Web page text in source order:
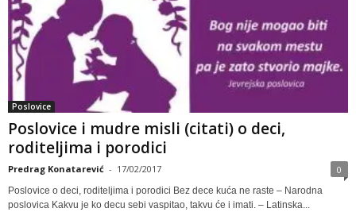
Poslovice
Poslovice i mudre misli (citati) o deci,
roditeljima i porodici
Predrag Konatarević - 17/02/2017 0
Poslovice o deci, roditeljima i porodici Bez dece kuća ne raste – Narodna
poslovica Kakvu je ko decu sebi vaspitao, takvu će i imati. – Latinska...